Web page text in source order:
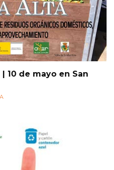
10 de mayo en San